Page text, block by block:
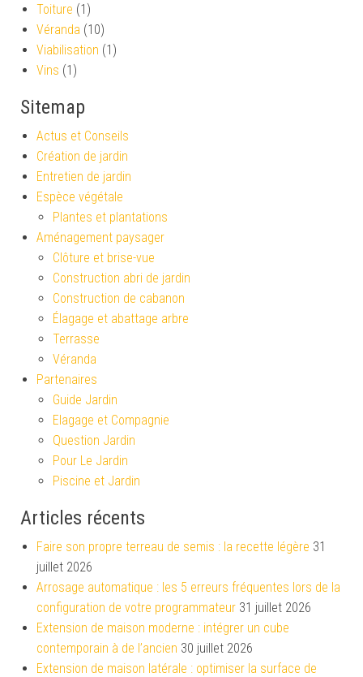
Toiture (1)
Véranda (10)
Viabilisation (1)
Vins (1)
Sitemap
Actus et Conseils
Création de jardin
Entretien de jardin
Espèce végétale
Plantes et plantations
Aménagement paysager
Clôture et brise-vue
Construction abri de jardin
Construction de cabanon
Élagage et abattage arbre
Terrasse
Véranda
Partenaires
Guide Jardin
Elagage et Compagnie
Question Jardin
Pour Le Jardin
Piscine et Jardin
Articles récents
Faire son propre terreau de semis : la recette légère 31
juillet 2026
Arrosage automatique : les 5 erreurs fréquentes lors de la
configuration de votre programmateur 31 juillet 2026
Extension de maison moderne : intégrer un cube
contemporain à de l’ancien 30 juillet 2026
Extension de maison latérale : optimiser la surface de